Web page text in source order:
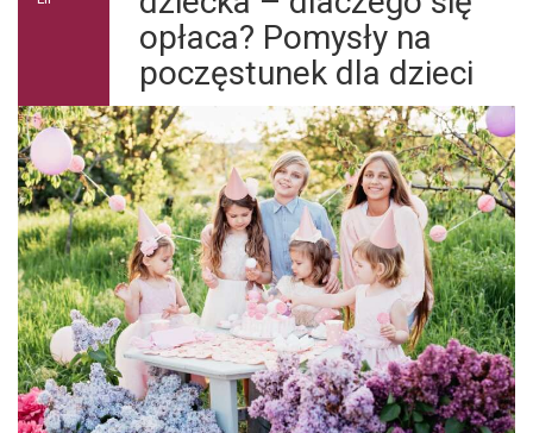
opłaca? Pomysły na
poczęstunek dla dzieci